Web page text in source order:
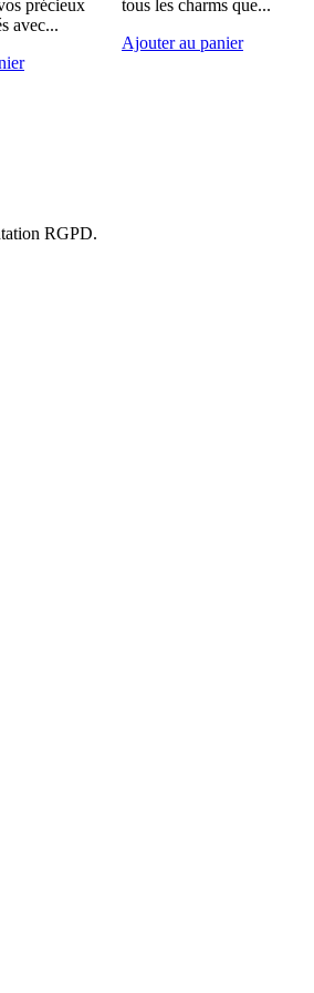
précieux
avec...
tous les charms que...
Ajouter au panier
RGPD.